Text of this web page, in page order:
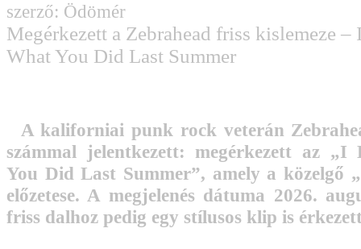
szerző: Ödömér
Megérkezett a Zebrahead friss kislemeze
What You Did Last Summer
A kaliforniai punk rock veterán
számmal jelentkezett: megérkezett az
You Did Last Summer”, amely a közelgő
előzetese. A megjelenés dátuma 2026.
friss dalhoz pedig egy stílusos klip is